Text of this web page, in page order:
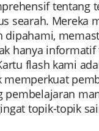
tentang
searah. Mereka
dipahami,
hanya informatif
flash kami
memperkuat
pembelajaran
topik-topik